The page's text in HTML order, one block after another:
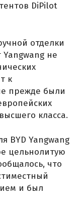
DiPilot
отделки
Yangwang не
к
прежде были
класса.
BYD Yangwang
цельнолитую
что
и был